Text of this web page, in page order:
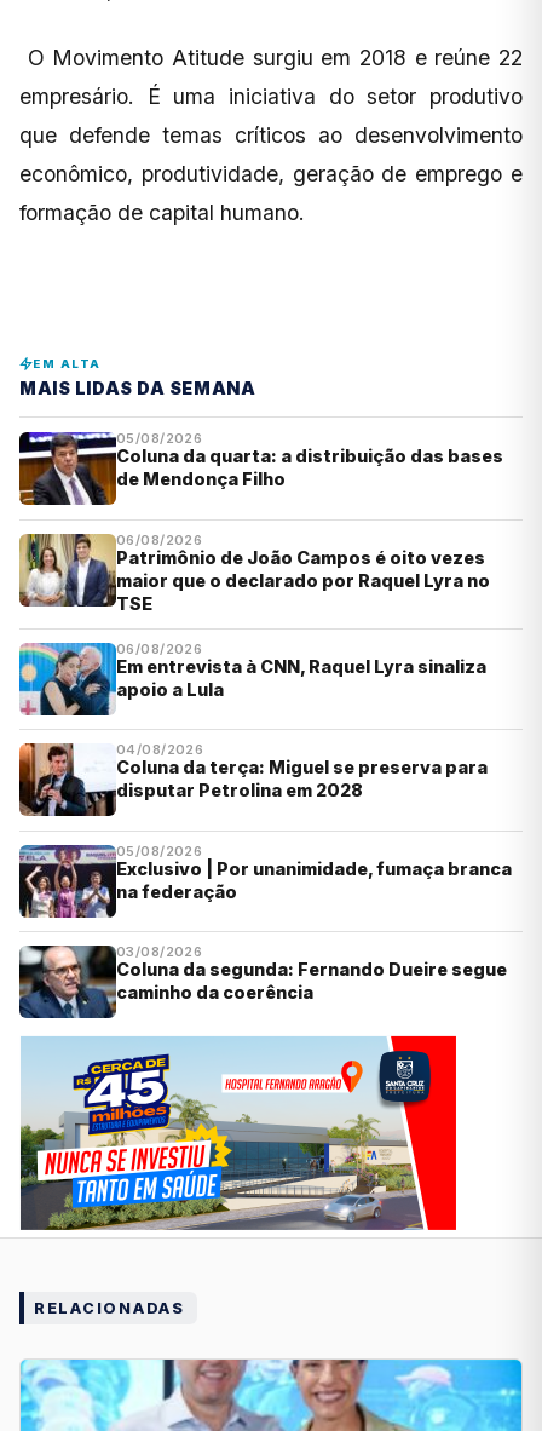
O Movimento Atitude surgiu em 2018 e reúne 22
empresário. É uma iniciativa do setor produtivo
que defende temas críticos ao desenvolvimento
econômico, produtividade, geração de emprego e
formação de capital humano.
EM ALTA
MAIS LIDAS DA SEMANA
05/08/2026
Coluna da quarta: a distribuição das bases
de Mendonça Filho
06/08/2026
Patrimônio de João Campos é oito vezes
maior que o declarado por Raquel Lyra no
TSE
06/08/2026
Em entrevista à CNN, Raquel Lyra sinaliza
apoio a Lula
04/08/2026
Coluna da terça: Miguel se preserva para
disputar Petrolina em 2028
05/08/2026
Exclusivo | Por unanimidade, fumaça branca
na federação
03/08/2026
Coluna da segunda: Fernando Dueire segue
caminho da coerência
RELACIONADAS